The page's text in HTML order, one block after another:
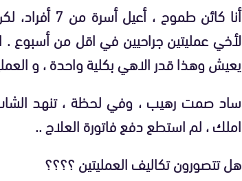
أنا كائن
لأخي عمليتين جراحيين في اقل من
يعيش وهذا قدر الاهي بكلية واحدة ، و
ساد صمت رهيب ، وفي لحظة ، تنهد
املك ، لم استطع دفع فاتورة العلاج ..
هل تتصورون تكاليف العمليتين ؟؟؟؟